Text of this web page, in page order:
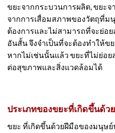
ขยะจากกระบวนการผลิต, ขยะ
จากการเสื่อมสภาพของวัตถุที่ม
ต้องการและไม่สามารถที่จะย่อย
อันสั้น จึงจำเป็นที่จะต้องทำให้ข
หากไม่เช่นนั้นแล้ว ขยะที่ไม่ย่อย
ต่อสุขภาพและสิ่งแวดล้อมได้
ประเภทของขยะที่เกิดขึ้นด้ว
ขยะ ที่เกิดขึ้นด้วยฝีมือของมนุษย์